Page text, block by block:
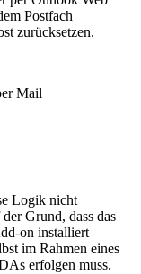
Postfach
zurücksetzen.
Mail
Logik nicht
Grund, dass das
on installiert
im Rahmen eines
erfolgen muss.